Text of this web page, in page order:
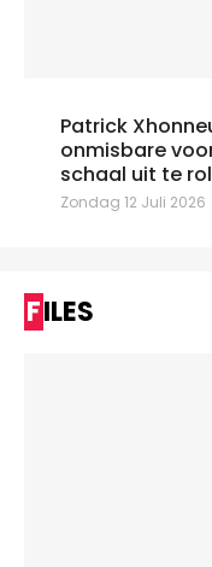
Patrick
onmisbare
schaal uit te
Zondag 12 Juli 2026
FILES